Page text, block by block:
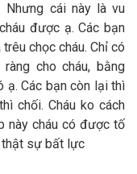
Nhưng cái này là vu
được ạ. Các bạn
chọc cháu. Chỉ có
cho cháu, bằng
ạ. Các bạn còn lại thì
chối. Cháu ko cách
này cháu có được tố
thật sự bất lực